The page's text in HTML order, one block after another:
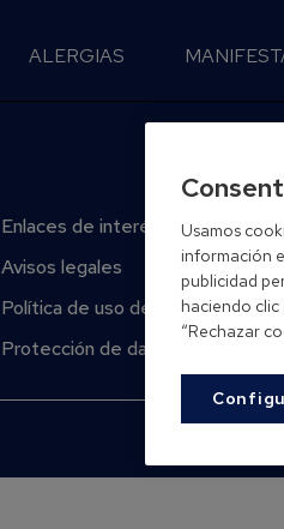
ALERGIAS
Enlaces de interés
Avisos legales
Política de uso de cookies
Protección de datos
Usamos
información
publicidad
haciendo clic
“Rechazar